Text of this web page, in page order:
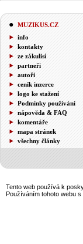
MUZIKUS.CZ
info
kontakty
ze zákulisí
partneři
autoři
ceník inzerce
logo ke stažení
Podmínky používání
nápověda & FAQ
komentáře
mapa stránek
všechny články
Tento web používá k
Používáním tohoto webu s